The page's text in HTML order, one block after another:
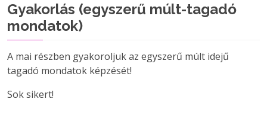
Gyakorlás (egyszerű múlt-tagadó
mondatok)
A mai részben gyakoroljuk az egyszerű múlt idejű
tagadó mondatok képzését!
Sok sikert!